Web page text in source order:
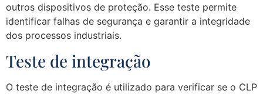
outros dispositivos de proteção. Esse teste permite
identificar falhas de segurança e garantir a integridade
dos processos industriais.
Teste de integração
O teste de integração é utilizado para verificar se o CLP